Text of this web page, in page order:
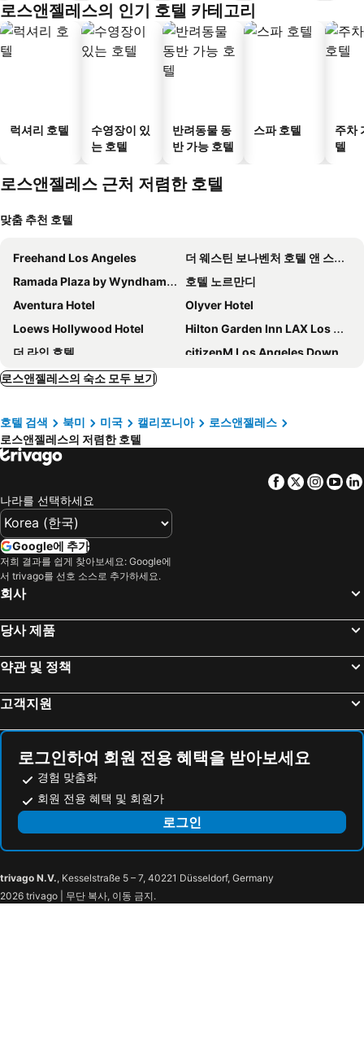
로스앤젤레스의 인기 호텔 카테고리
럭셔리 호텔
수영장이 있
는 호텔
반려동물 동
반 가능 호텔
스파 호텔
주차
텔
로스앤젤레스 근처 저렴한 호텔
맞춤 추천 호텔
Freehand Los Angeles
더 웨스틴 보나벤처 호텔 앤 스위트, 로스 앤젤레스
Ramada Plaza by Wyndham West Hollywood Hotel & Suites
호텔 노르만디
Aventura Hotel
Olyver Hotel
Loews Hollywood Hotel
Hilton Garden Inn LAX Los Angeles Airport
더 라인 호텔
citizenM Los Angeles Downtown
미야코 호텔 로스앤젤레스
Intercontinental Hotels Los Angeles Downtown By Ihg
Hyatt Place LAX/Century Blvd
로텍스 웨스턴 인
레지던스 인 바이 메리어트 보카레이턴
Luskin Hotel
옴니 로스앤젤레스 호텔 앳 캘리포니아 플라자
Ramada by Wyndham Los Angeles/Koreatown West
Hotel Koxie
The Hollywood Franklin Hotel near Universal Studios
The Godfrey Hotel Hollywood
American Hotel
Glendale Express Hotel Los Angeles
Studio 6 Suites Los Angeles, CA - Los Angeles - LAX
Homewood Suites by Hilton Los Angeles International Airport
더블트리 바이 힐튼 호텔 로스 앤젤레스 다운타운
Wilshire Crest Hotel
Holiday Inn Express Los Angeles - Lax Airport By Ihg
로스앤젤레스 애슬래틱 클럽
파크 플라자 로지 호텔
Bokai Garden Hotel
The Hollywood Roosevelt
Holiday Inn & Suites Monterey Park - Los Angeles By Ihg
Beverly Hills Marriott
힐튼 체커스
The Biltmore Los Angeles
다운타운 럭셔리 콘도 바이 바살라
Wilshire Grand
쉐라톤 그랜드 로스 앤젤레스
로스앤젤레스의 숙소 모두 보기
호텔 검색 북미 미국 캘리포니아
로스앤젤레스
로스앤젤레스의 저렴한 호텔
Facebook
Twitter
나라를 선택하세요
Google에 추가
저희 결과를 쉽게 찾아보세요: Google에
서 trivago를 선호 소스로 추가하세요.
회사
당사 제품
약관 및 정책
고객지원
로그인하여 회원 전용 혜택을 받아보세요
경험 맞춤화
회원 전용 혜택 및 회원가
로그인
trivago N.V., Kesselstraße 5 – 7, 40221 Düsseldorf, Germany
2026 trivago | 무단 복사, 이동 금지.